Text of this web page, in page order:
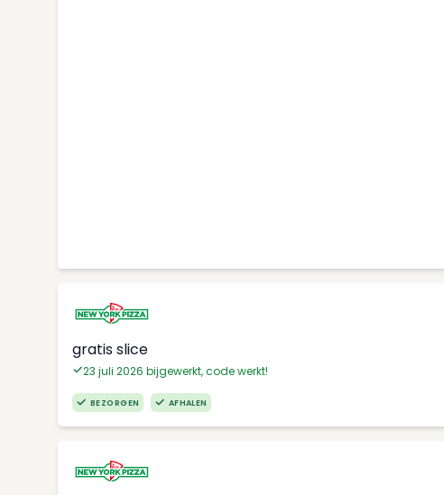
gratis slice
23 juli 2026 bijgewerkt, code werkt!
BEZORGEN AFHALEN